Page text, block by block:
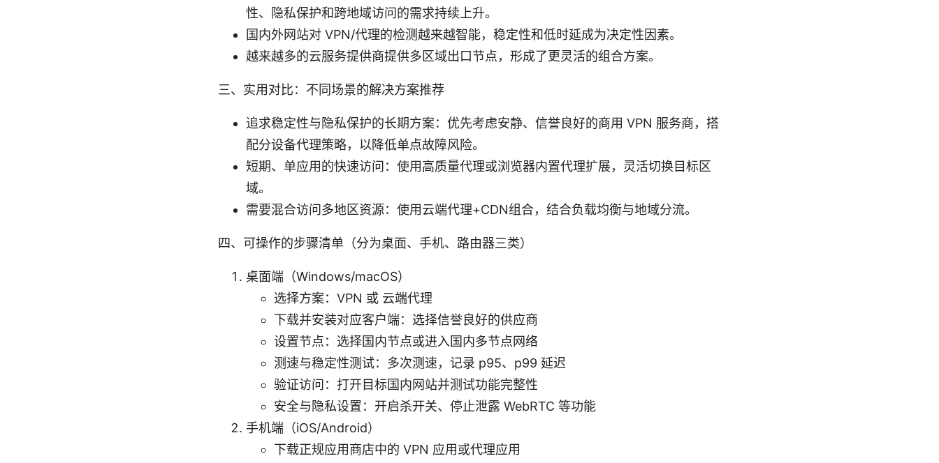
性、隐私保护和跨地域访问的需求持续上升。
国内外网站对 VPN/代理的检测越来越智能，稳定性和低时延成为决定性因素。
越来越多的云服务提供商提供多区域出口节点，形成了更灵活的组合方案。
三、实用对比：不同场景的解决方案推荐
追求稳定性与隐私保护的长期方案：优先考虑安静、信誉良好的商用 VPN 服务商，搭
配分设备代理策略，以降低单点故障风险。
短期、单应用的快速访问：使用高质量代理或浏览器内置代理扩展，灵活切换目标区
域。
需要混合访问多地区资源：使用云端代理+CDN组合，结合负载均衡与地域分流。
四、可操作的步骤清单（分为桌面、手机、路由器三类）
桌面端（Windows/macOS）
选择方案：VPN 或 云端代理
下载并安装对应客户端：选择信誉良好的供应商
设置节点：选择国内节点或进入国内多节点网络
测速与稳定性测试：多次测速，记录 p95、p99 延迟
验证访问：打开目标国内网站并测试功能完整性
安全与隐私设置：开启杀开关、停止泄露 WebRTC 等功能
手机端（iOS/Android）
下载正规应用商店中的 VPN 应用或代理应用